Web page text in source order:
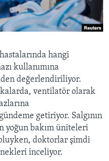
hangi
kullanımına
değerlendiriliyor.
ventilatör olarak
getiriyor. Salgının
yoğun bakım üniteleri
doktorlar şimdi
inceliyor.